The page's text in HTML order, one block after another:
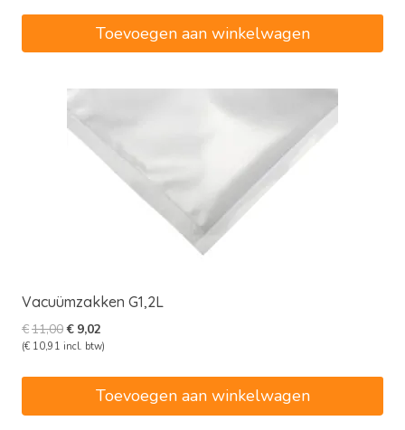
€49,00.Toevoegen aan winkelwagen
Vacuümzakken G1,2L
€11,00Oorspronkelijke
prijs
€11,00.
€ 9,02
prijs
€9,02.
(€ 10,91 incl. btw)
Toevoegen aan winkelwagen